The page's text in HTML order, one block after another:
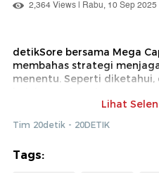
2,364 Views | Rabu, 10 Sep
detikSore bersama Mega
membahas strategi
menentu. Seperti diketahui,
faktor baik dalam maupun
cara memitigasinya? Ikuti
Lihat
Tim 20detik - 20DETIK
Tags: